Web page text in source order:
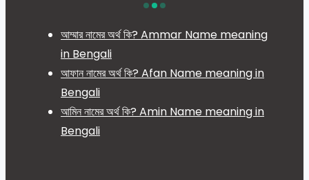
আম্মার নামের অর্থ কি? Ammar Name meaning
in Bengali
আফান নামের অর্থ কি? Afan Name meaning in
Bengali
আমিন নামের অর্থ কি? Amin Name meaning in
Bengali